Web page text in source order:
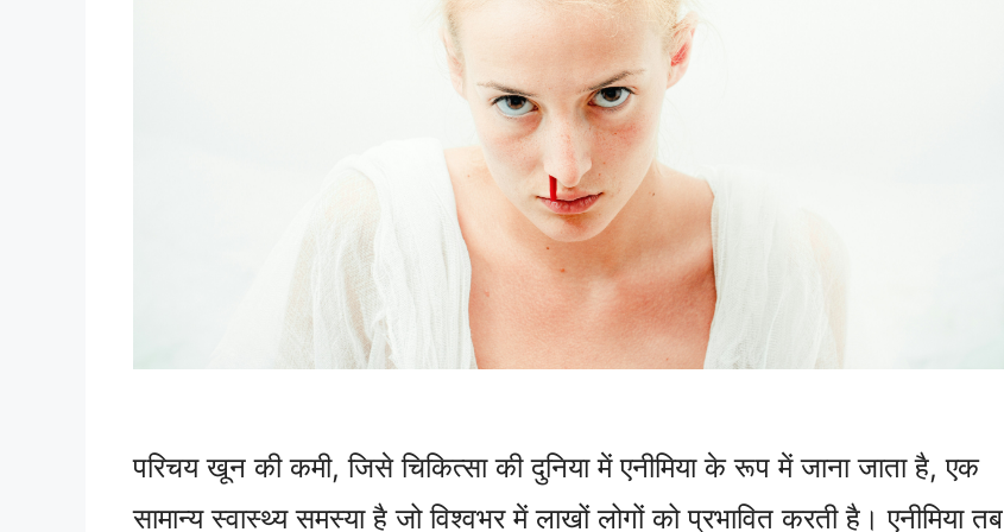
परिचय खून की कमी, जिसे चिकित्सा की दुनिया में एनीमिया के रूप में जाना जाता है, एक
सामान्य स्वास्थ्य समस्या है जो विश्वभर में लाखों लोगों को प्रभावित करती है। एनीमिया तब